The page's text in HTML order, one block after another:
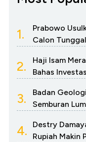
1.
Prabowo
Calon
2.
Haji Isam
Bahas
3.
Badan
Semburan
4.
Destry
Rupiah Makin